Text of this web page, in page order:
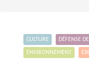
CULTURE DÉFENSE
ENVIRONNEMENT